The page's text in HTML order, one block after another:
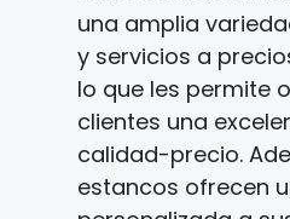
una amplia
y servicios a
lo que les permite
clientes una
calidad-precio.
estancos ofrecen